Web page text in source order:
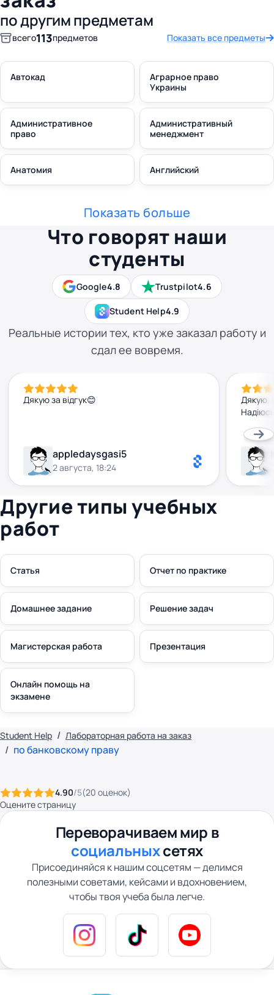
по другим предметам
всего113предметов Показать все предметы
Автокад
Аграрное право
Украины
Административное
право
Административный
менеджмент
Анатомия Английский
Показать больше
Google4.8 Trustpilot4.6
Student Help4.9
Что говорят наши
студенты
Реальные истории тех, кто уже заказал работу и
сдал ее вовремя.
Дякую за відгук😊
appledaysgasi5
2 августа, 18:24
Дякую.
Другие типы учебных
работ
Статья Отчет по практике
Домашнее задание Решение задач
Магистерская работа Презентация
Онлайн помощь на
экзамене
Student Help Лабораторная работа на заказ
по банковскому праву
4.90/5(20 оценок)
Оцените страницу
Переворачиваем мир в
социальныхсетях
Присоединяйся к нашим соцсетям — делимся
полезными советами, кейсами и вдохновением,
чтобы твоя учеба была легче.